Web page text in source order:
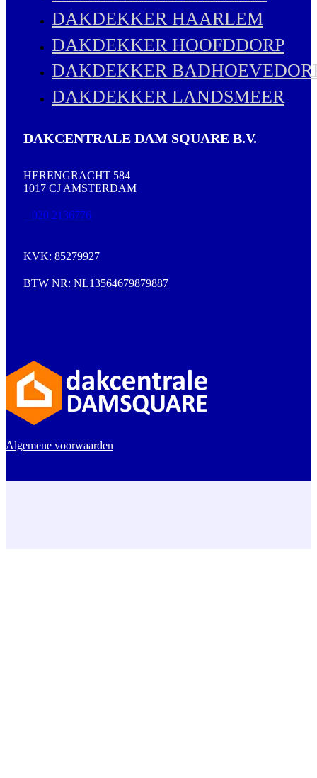
DAKDEKKER HAARLEM
DAKDEKKER HOOFDDORP
DAKDEKKER
DAKDEKKER LANDSMEER
DAKCENTRALE DAM SQUARE B.V.
HERENGRACHT 584
1017 CJ AMSTERDAM
020 2136776
KVK: 85279927
BTW NR: NL13564679879887
Algemene voorwaarden